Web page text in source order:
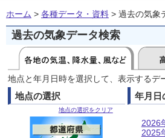
ホーム > 各種データ・資料 > 過去の気象
過去の気象データ検索
地点と年月日時を選択して、表示するデ
地点の選択
地点の選択をクリア
年月日
2026
2025